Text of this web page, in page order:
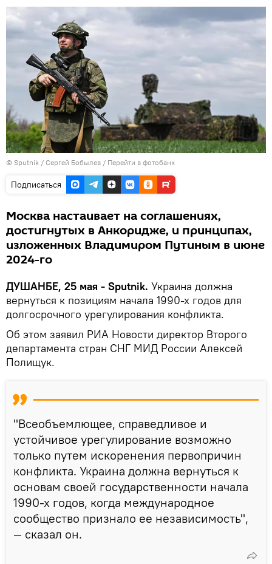
© Sputnik / Сергей Бобылев / Перейти в фотобанк
Подписаться
Москва настаивает на соглашениях,
достигнутых в Анкоридже, и принципах,
изложенных Владимиром Путиным в июне
2024-го
ДУШАНБЕ, 25 мая - Sputnik. Украина должна
вернуться к позициям начала 1990-х годов для
долгосрочного урегулирования конфликта.
Об этом заявил РИА Новости директор Второго
департамента стран СНГ МИД России Алексей
Полищук.
"Всеобъемлющее, справедливое и
устойчивое урегулирование возможно
только путем искоренения первопричин
конфликта. Украина должна вернуться к
основам своей государственности начала
1990-х годов, когда международное
сообщество признало ее независимость",
— сказал он.